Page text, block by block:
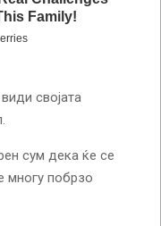
својата
сум дека ќе се
многу побрзо